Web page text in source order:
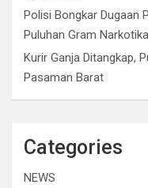
Polisi Bongkar Dugaan
Puluhan Gram
Kurir Ganja Ditangkap,
Pasaman Barat
Categories
NEWS